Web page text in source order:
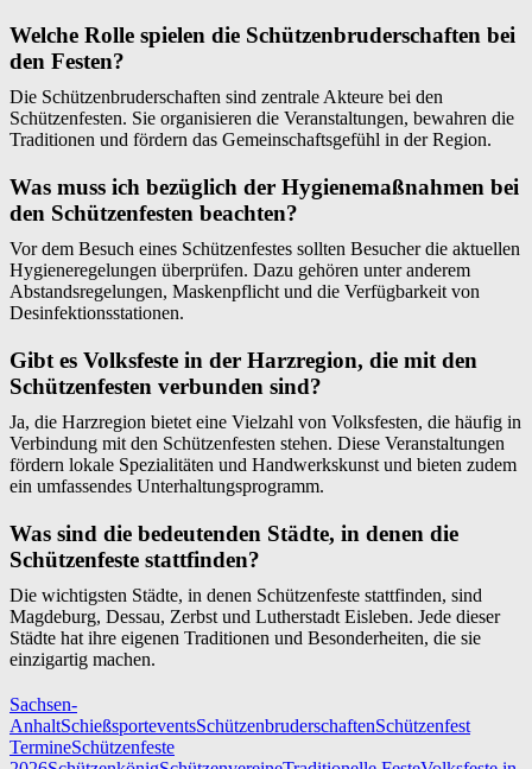
Welche Rolle spielen die Schützenbruderschaften bei
den Festen?
Die Schützenbruderschaften sind zentrale Akteure bei den
Schützenfesten. Sie organisieren die Veranstaltungen, bewahren die
Traditionen und fördern das Gemeinschaftsgefühl in der Region.
Was muss ich bezüglich der Hygienemaßnahmen bei
den Schützenfesten beachten?
Vor dem Besuch eines Schützenfestes sollten Besucher die aktuellen
Hygieneregelungen überprüfen. Dazu gehören unter anderem
Abstandsregelungen, Maskenpflicht und die Verfügbarkeit von
Desinfektionsstationen.
Gibt es Volksfeste in der Harzregion, die mit den
Schützenfesten verbunden sind?
Ja, die Harzregion bietet eine Vielzahl von Volksfesten, die häufig in
Verbindung mit den Schützenfesten stehen. Diese Veranstaltungen
fördern lokale Spezialitäten und Handwerkskunst und bieten zudem
ein umfassendes Unterhaltungsprogramm.
Was sind die bedeutenden Städte, in denen die
Schützenfeste stattfinden?
Die wichtigsten Städte, in denen Schützenfeste stattfinden, sind
Magdeburg, Dessau, Zerbst und Lutherstadt Eisleben. Jede dieser
Städte hat ihre eigenen Traditionen und Besonderheiten, die sie
einzigartig machen.
Sachsen-
AnhaltSchießsporteventsSchützenbruderschaftenSchützenfest
TermineSchützenfeste